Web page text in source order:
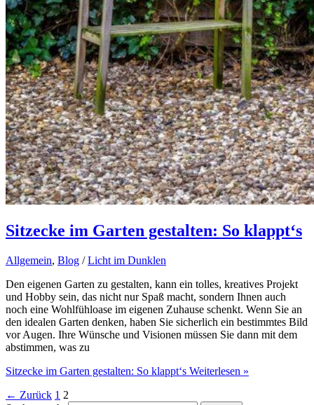
Sitzecke im Garten gestalten: So klappt‘s
Allgemein, Blog /Licht im Dunklen
Den eigenen Garten zu gestalten, kann ein tolles, kreatives Projekt
und Hobby sein, das nicht nur Spaß macht, sondern Ihnen auch
noch eine Wohlfühloase im eigenen Zuhause schenkt. Wenn Sie an
den idealen Garten denken, haben Sie sicherlich ein bestimmtes Bild
vor Augen. Ihre Wünsche und Visionen müssen Sie dann mit dem
abstimmen, was zu
Sitzecke im Garten gestalten: So klappt‘s Weiterlesen »
← Zurück 1 2